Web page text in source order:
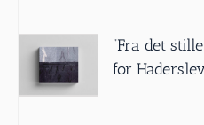
”Fra det
for